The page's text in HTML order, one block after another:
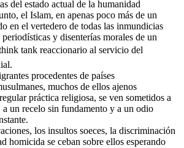
del estado actual de la humanidad
el Islam, en apenas poco más de un
en el vertedero de todas las inmundicias
y disenterías morales de un
tank reaccionario al servicio del
procedentes de países
muchos de ellos ajenos
práctica religiosa, se ven sometidos a
un recelo sin fundamento y a un odio
los insultos soeces, la discriminación
homicida se ceban sobre ellos esperando